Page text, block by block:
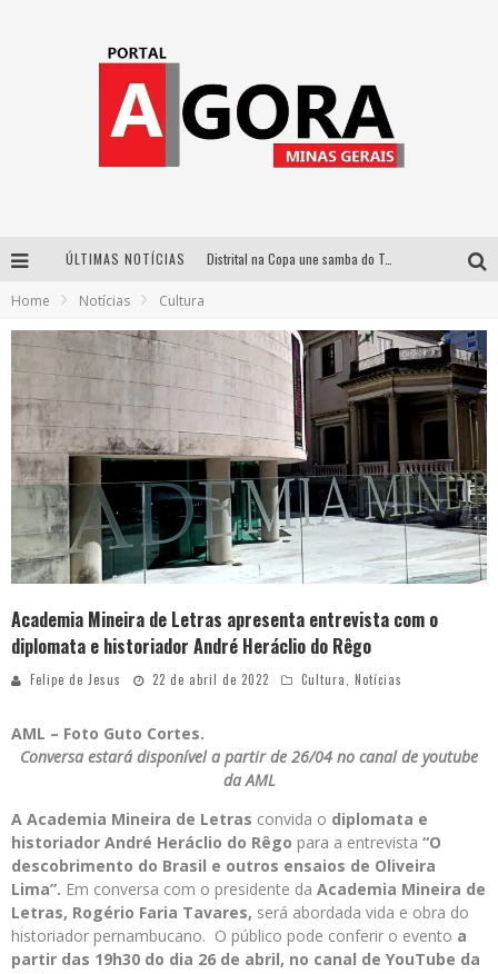
ÚLTIMAS NOTÍCIAS Distrital na Copa une samba do Trem dos Onze, acervo do Museu do Mineirão e transmissão em 4K para duelo contra o Haiti
Cidade Junina abre as portas para toda a família com a “Cidadezinha” neste sábado
Zeca Baleiro e Swami Jr. estreiam em Belo Horizonte o show em homenagem a Dolores Duran, marcando o encerramento da edição comemorativa dos dez anos do projeto “Uma voz, um instrumento”
Home Notícias Cultura
Academia Mineira de Letras apresenta entrevista com o
diplomata e historiador André Heráclio do Rêgo
Felipe de Jesus 22 de abril de 2022 Cultura, Notícias
AML – Foto Guto Cortes.
Conversa estará disponível a partir de 26/04 no canal de youtube
da AML
A Academia Mineira de Letras convida o diplomata e
historiador André Heráclio do Rêgo para a entrevista “O
descobrimento do Brasil e outros ensaios de Oliveira
Lima”. Em conversa com o presidente da Academia Mineira de
Letras, Rogério Faria Tavares, será abordada vida e obra do
historiador pernambucano. O público pode conferir o evento a
partir das 19h30 do dia 26 de abril, no canal de YouTube da